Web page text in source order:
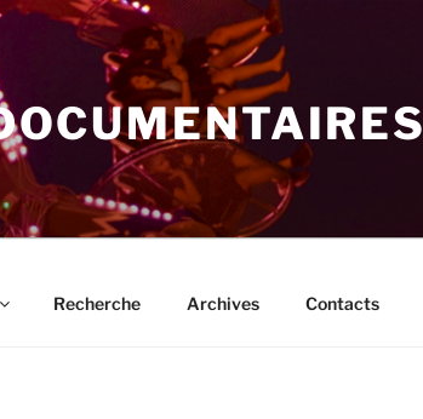
Recherche Archives Contacts